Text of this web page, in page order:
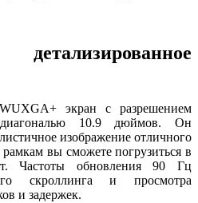
экран с разрешением
10.9 дюймов. Он
изображение отличного
рамкам вы сможете погрузиться в
Частоты обновления 90 Гц
скроллинга и просмотра
и задержек.